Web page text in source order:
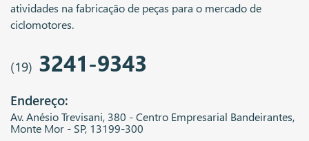
atividades na fabricação de peças para o mercado de
ciclomotores.
(19) 3241-9343
Endereço:
Av. Anésio Trevisani, 380 - Centro Empresarial Bandeirantes,
Monte Mor - SP, 13199-300